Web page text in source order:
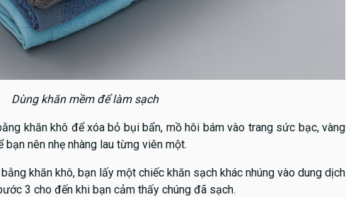
Dùng khăn mềm để làm sạch
khăn khô để xóa bỏ bụi bẩn, mồ hôi bám vào trang sức bạc, vàng
nên nhẹ nhàng lau từng viên một.
khăn khô, bạn lấy một chiếc khăn sạch khác nhúng vào dung dịch
3 cho đến khi bạn cảm thấy chúng đã sạch.